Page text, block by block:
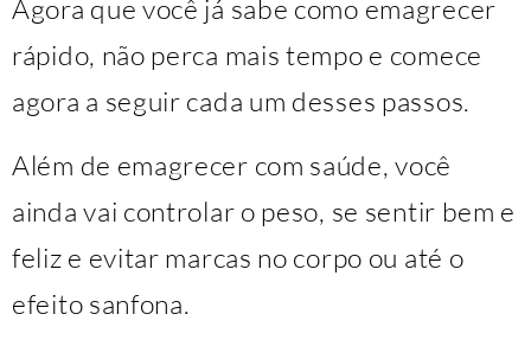
Agora que você já sabe como emagrecer
rápido, não perca mais tempo e comece
agora a seguir cada um desses passos.
Além de emagrecer com saúde, você
ainda vai controlar o peso, se sentir bem e
feliz e evitar marcas no corpo ou até o
efeito sanfona.